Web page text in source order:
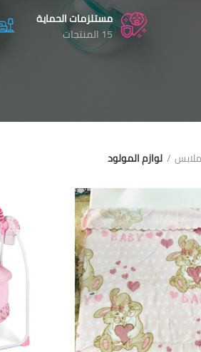
مستلزمات الحماية
15 المنتجات
ملابس لوازم المولود